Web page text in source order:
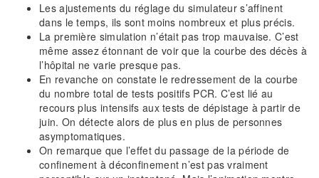
Les ajustements du réglage du simulateur s’affinent
dans le temps, ils sont moins nombreux et plus précis.
La première simulation n’était pas trop mauvaise. C’est
même assez étonnant de voir que la courbe des décès à
l’hôpital ne varie presque pas.
En revanche on constate le redressement de la courbe
du nombre total de tests positifs PCR. C’est lié au
recours plus intensifs aux tests de dépistage à partir de
juin. On détecte alors de plus en plus de personnes
asymptomatiques.
On remarque que l’effet du passage de la période de
confinement à déconfinement n’est pas vraiment